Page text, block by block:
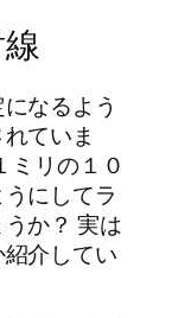
なるよう
ていま
ミリの１０
にしてラ
か？ 実は
介してい